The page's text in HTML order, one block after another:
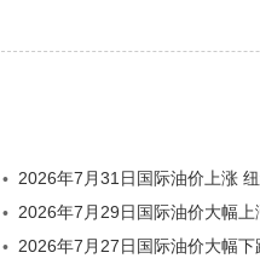
• 2026年7月31日国际油价上涨
•
•